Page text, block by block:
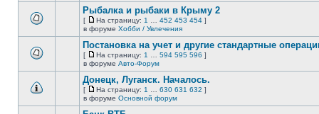
сообщений.
этой
непрочитанных
сообщений.
этой
непрочитанных
сообщений.
Рыбалка и рыбаки в Крыму 2
[
На
страницу
На страницу: 1 452 453 454 ]
в форуме Хобби / Увлечения
этой
непрочитанных
сообщений.
Постановка на учет и другие стандартные
[
На
страницу
На страницу: 1 594 595 596 ]
в форуме Авто-Форум
этой
Донецк, Луганск. Началось.
[
На
страницу
На страницу: 1 630 631 632 ]
в форуме Основной форум